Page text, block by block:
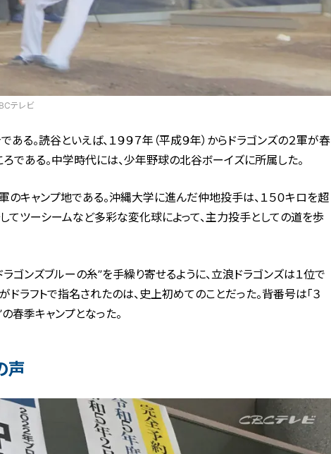
テレビ
る。読谷といえば、１９９７年（平成９年）からドラゴンズの２軍が春
である。中学時代には、少年野球の北谷ボーイズに所属した。
のキャンプ地である。沖縄大学に進んだ仲地投手は、１５０キロを超
してツーシームなど多彩な変化球によって、主力投手としての道を歩
ラゴンズブルーの糸”を手繰り寄せるように、立浪ドラゴンズは１位で
ラフトで指名されたのは、史上初めてのことだった。背番号は「３
春季キャンプとなった。
声